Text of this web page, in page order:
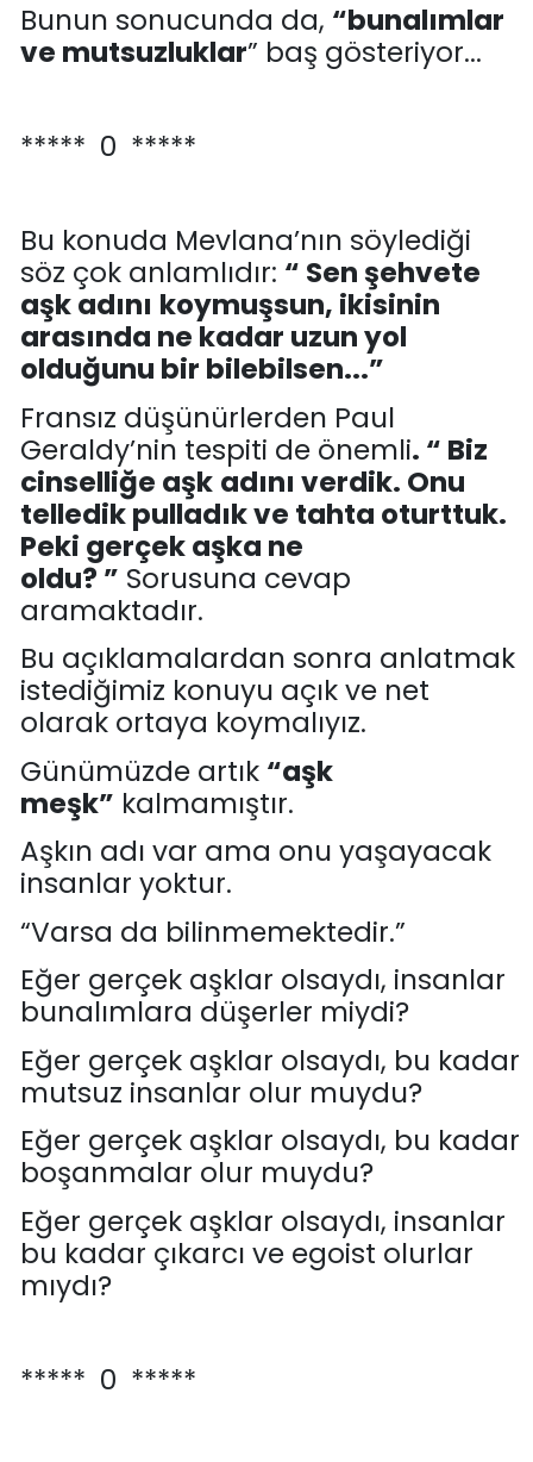
Bunun sonucunda da, “bunalımlar
ve mutsuzluklar” baş gösteriyor...
***** 0 *****
Bu konuda Mevlana’nın söylediği
söz çok anlamlıdır: “ Sen şehvete
aşk adını koymuşsun, ikisinin
arasında ne kadar uzun yol
olduğunu bir bilebilsen...”
Fransız düşünürlerden Paul
Geraldy’nin tespiti de önemli. “ Biz
cinselliğe aşk adını verdik. Onu
telledik pulladık ve tahta oturttuk.
Peki gerçek aşka ne
oldu? ” Sorusuna cevap
aramaktadır.
Bu açıklamalardan sonra anlatmak
istediğimiz konuyu açık ve net
olarak ortaya koymalıyız.
Günümüzde artık “aşk
meşk” kalmamıştır.
Aşkın adı var ama onu yaşayacak
insanlar yoktur.
“Varsa da bilinmemektedir.”
Eğer gerçek aşklar olsaydı, insanlar
bunalımlara düşerler miydi?
Eğer gerçek aşklar olsaydı, bu kadar
mutsuz insanlar olur muydu?
Eğer gerçek aşklar olsaydı, bu kadar
boşanmalar olur muydu?
Eğer gerçek aşklar olsaydı, insanlar
bu kadar çıkarcı ve egoist olurlar
mıydı?
***** 0 *****